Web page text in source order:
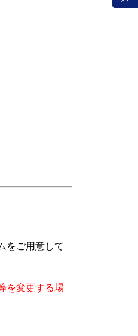
をご用意して
を変更する場